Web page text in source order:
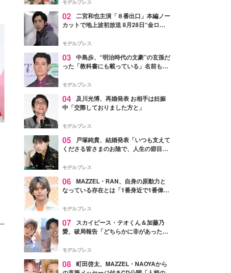
モデルプレス
02 二宮和也主演「８番出口」本編ノー
カットで地上波初放送 8月28日“金ロ
モデルプレス
03 中島歩、“明治時代の文豪”の玄孫だ
った「教科書にも載っている」名前も先
モデルプレス
04 及川光博、再婚発表 お相手は妊娠
中「交際しておりました方と」
モデルプレス
05
戸塚純貴、結婚発表「いつも支えて
くださる皆さまのお陰で、人生の節目を
す」【全文】
モデルプレス
06 MAZZEL・RAN、自身の原動力と
なっている存在とは「1番身近で1番偉大
モデルプレス
07
スカイピース・テオくん＆加藤乃
愛、破局報告「どちらかに非があったわ
モデルプレス
08 町田啓太、MAZZEL・NAOYAから